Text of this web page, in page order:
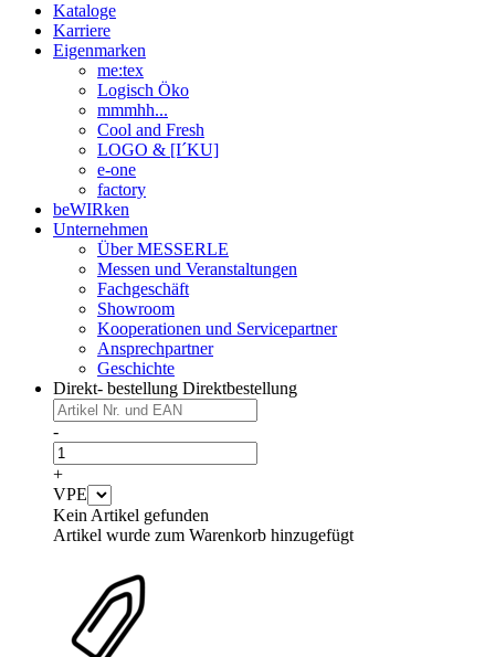
Kataloge
Karriere
Eigenmarken
me:tex
Logisch Öko
mmmhh...
Cool and Fresh
LOGO & [I´KU]
e-one
factory
beWIRken
Unternehmen
Über MESSERLE
Messen und Veranstaltungen
Fachgeschäft
Showroom
Kooperationen und Servicepartner
Ansprechpartner
Geschichte
Direkt- bestellung Direktbestellung
-
+
VPE
Kein Artikel gefunden
Artikel wurde zum Warenkorb hinzugefügt